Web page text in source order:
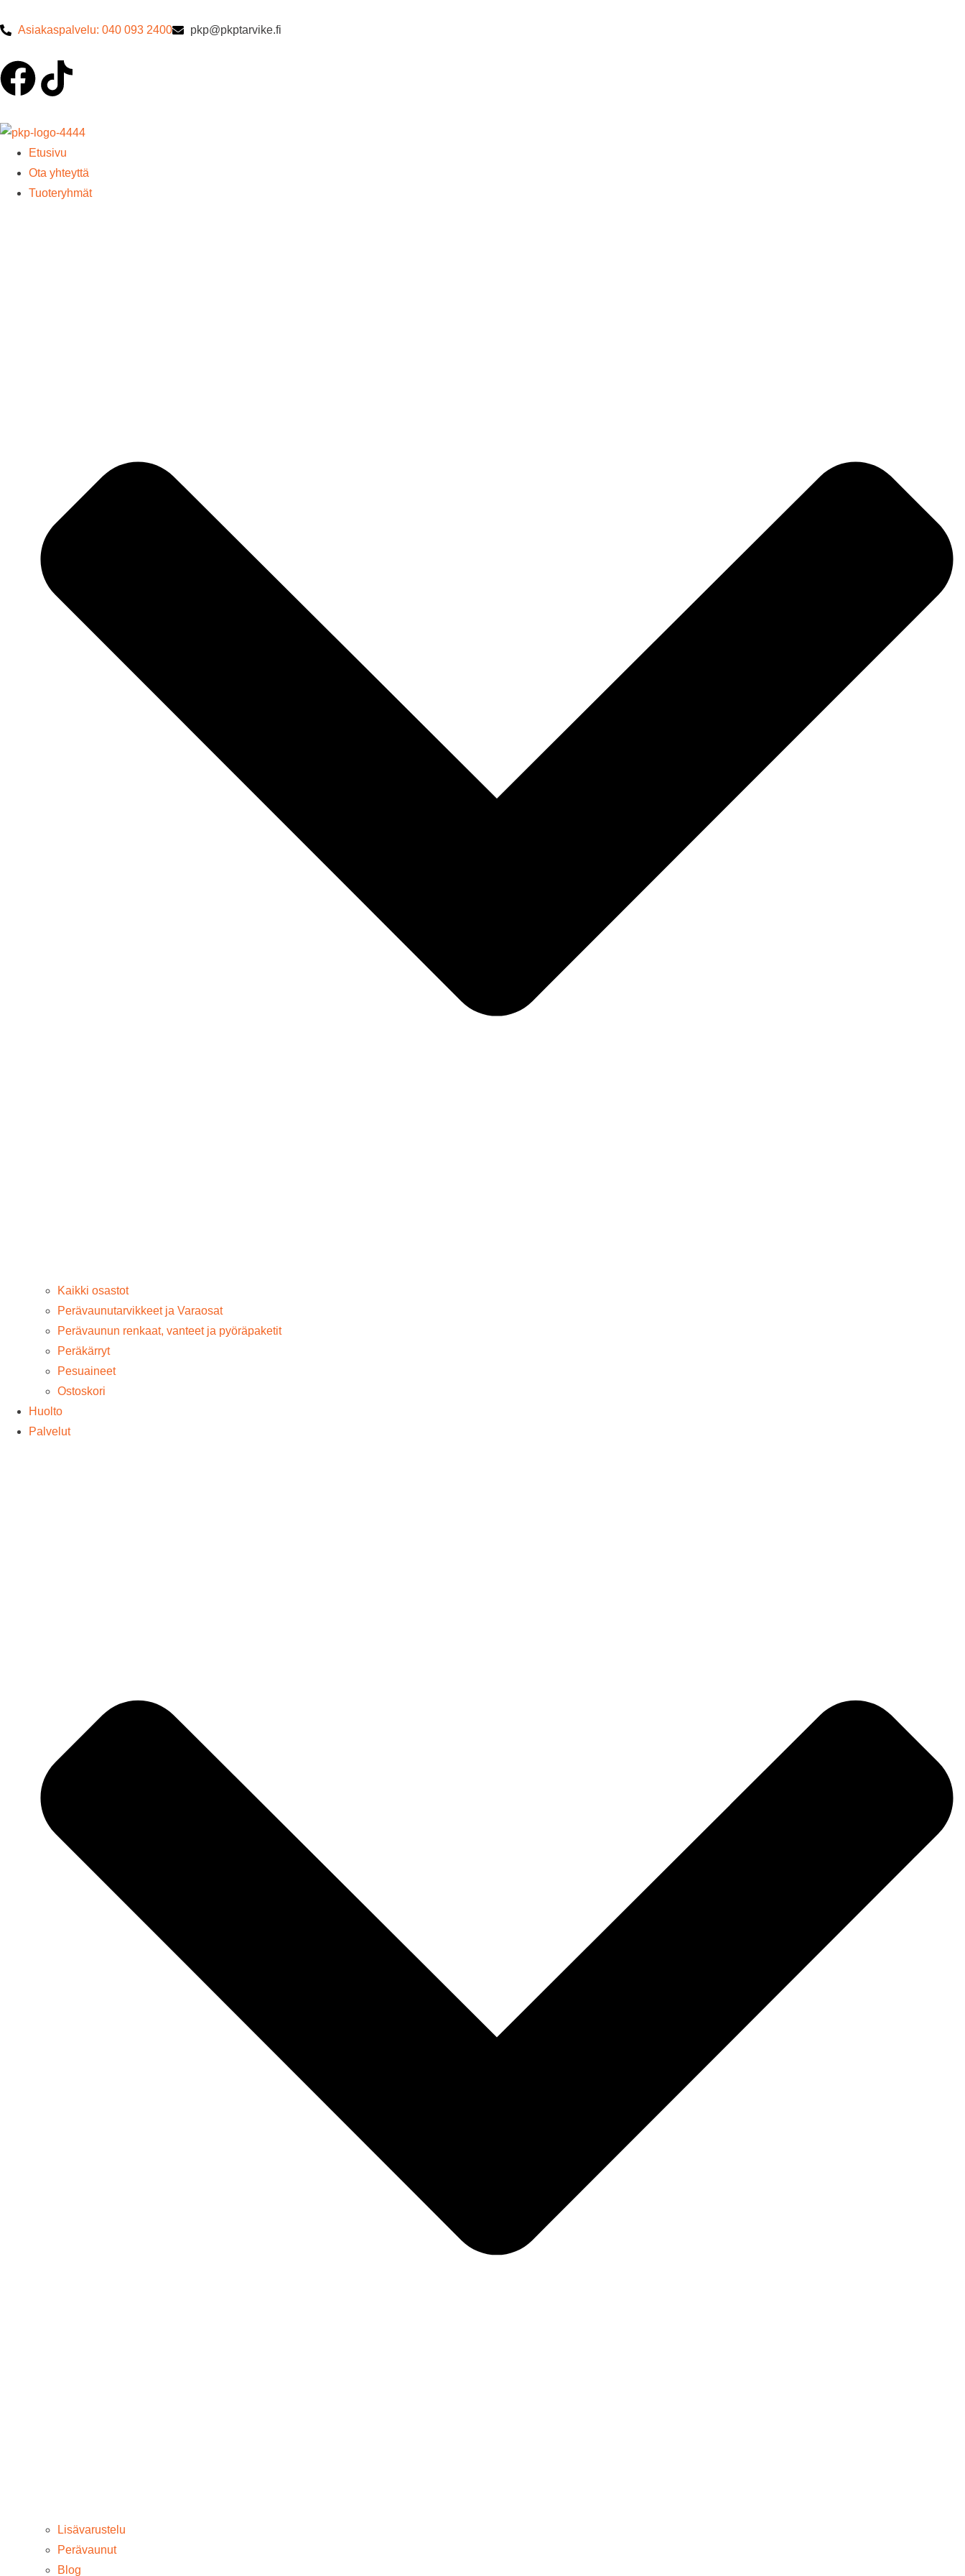
Asiakaspalvelu: 040 093 2400 pkp@pkptarvike.fi
Etusivu
Ota yhteyttä
Tuoteryhmät
Kaikki osastot
Perävaunutarvikkeet ja Varaosat
Perävaunun renkaat, vanteet ja pyöräpaketit
Peräkärryt
Pesuaineet
Ostoskori
Huolto
Palvelut
Lisävarustelu
Perävaunut
Blog